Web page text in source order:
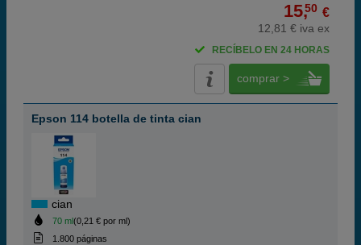
15,50 €
12,81 € iva ex
RECÍBELO EN 24 HORAS
comprar >
Epson 114 botella de tinta cian
cian
70 ml(0,21 € por ml)
1.800 páginas